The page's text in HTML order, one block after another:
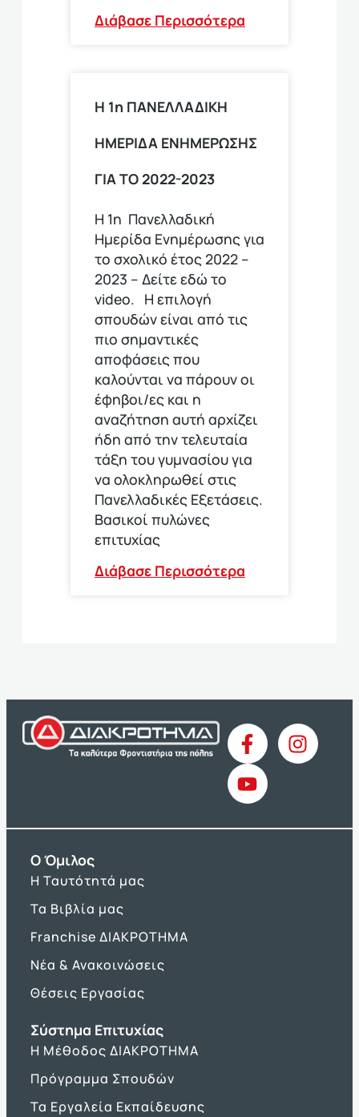
Διάβασε Περισσότερα
Η 1η ΠΑΝΕΛΛΑΔΙΚΗ
ΗΜΕΡΙΔΑ ΕΝΗΜΕΡΩΣΗΣ
ΓΙΑ ΤΟ 2022-2023
Η 1η Πανελλαδική
Ημερίδα Ενημέρωσης για
το σχολικό έτος 2022 –
2023 – Δείτε εδώ το
video. Η επιλογή
σπουδών είναι από τις
πιο σημαντικές
αποφάσεις που
καλούνται να πάρουν οι
έφηβοι/ες και η
αναζήτηση αυτή αρχίζει
ήδη από την τελευταία
τάξη του γυμνασίου για
να ολοκληρωθεί στις
Πανελλαδικές Εξετάσεις.
Βασικοί πυλώνες
επιτυχίας
Διάβασε Περισσότερα
O Όμιλος
Η Ταυτότητά μας
Τα Βιβλία μας
Franchise ΔΙΑΚΡΟΤΗΜΑ
Νέα & Ανακοινώσεις
Θέσεις Εργασίας
Σύστημα Επιτυχίας
Η Μέθοδος ΔΙΑΚΡΟΤΗΜΑ
Πρόγραμμα Σπουδών
Τα Εργαλεία Εκπαίδευσης